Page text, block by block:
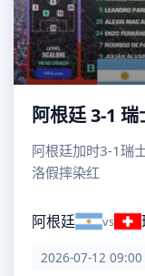
阿根廷 3-1 瑞
阿根廷加时3-1瑞
洛假摔染红
阿根廷 vs
2026-07-12 09:00